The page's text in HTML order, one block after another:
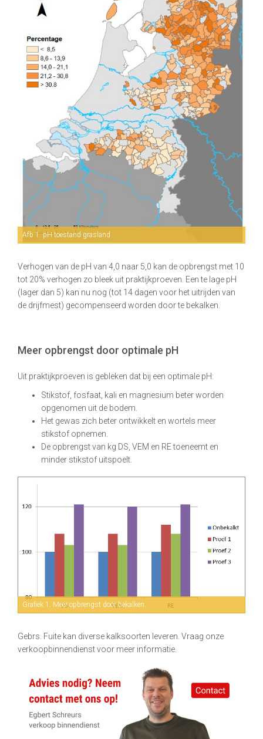
Afb 1. pH toestand grasland
Verhogen van de pH van 4,0 naar 5,0 kan de opbrengst met 10
tot 20% verhogen zo bleek uit praktijkproeven. Een te lage pH
(lager dan 5) kan nu nog (tot 14 dagen voor het uitrijden van
de drijfmest) gecompenseerd worden door te bekalken.
Meer opbrengst door optimale pH
Uit praktijkproeven is gebleken dat bij een optimale pH:
Stikstof, fosfaat, kali en magnesium beter worden
opgenomen uit de bodem.
Het gewas zich beter ontwikkelt en wortels meer
stikstof opnemen.
De opbrengst van kg DS, VEM en RE toeneemt en
minder stikstof uitspoelt.
Grafiek 1. Meer opbrengst door bekalken.
Gebrs. Fuite kan diverse kalksoorten leveren. Vraag onze
verkoopbinnendienst voor meer informatie.